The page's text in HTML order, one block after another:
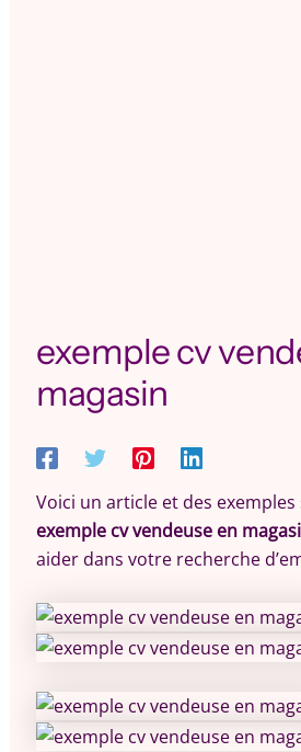
exemple cv
magasin
Voici un article et des
exemple cv vendeuse en
aider dans votre recherche